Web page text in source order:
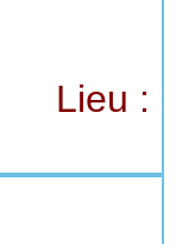
Lieu :